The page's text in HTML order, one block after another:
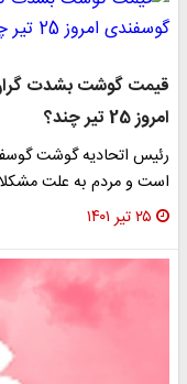
قیمت گوشت بشدت
امروز 25 تیر چند؟
​رئیس اتحادیه گوشت
است و مردم به علت
۲۵ تیر ۱۴۰۱